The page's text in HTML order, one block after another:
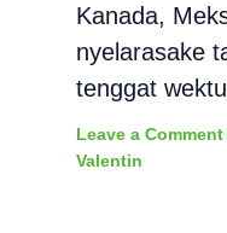
Kanada,
nyelarasake
tenggat
Leave a Comment
Valentin